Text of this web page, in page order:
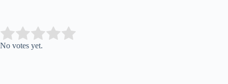
Rate this item:
No votes yet.